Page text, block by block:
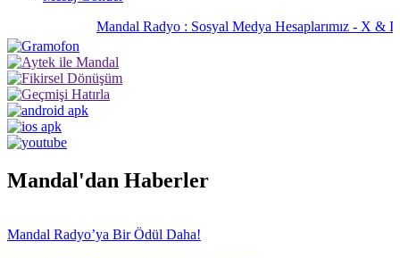
Mandal Radyo : Sosyal Medya Hesaplarımız - X &
Mandal'dan Haberler
Mandal Radyo’ya Bir Ödül Daha!